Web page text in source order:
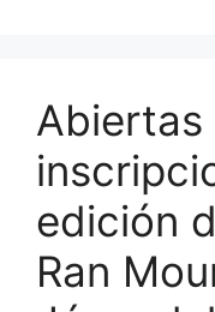
Abiertas
edición
Ran